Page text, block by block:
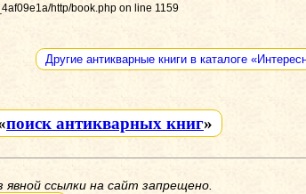
http/book.php on line 1159
Другие антикварные книги в каталоге
поиск антикварных книг»
ссылки на сайт запрещено.